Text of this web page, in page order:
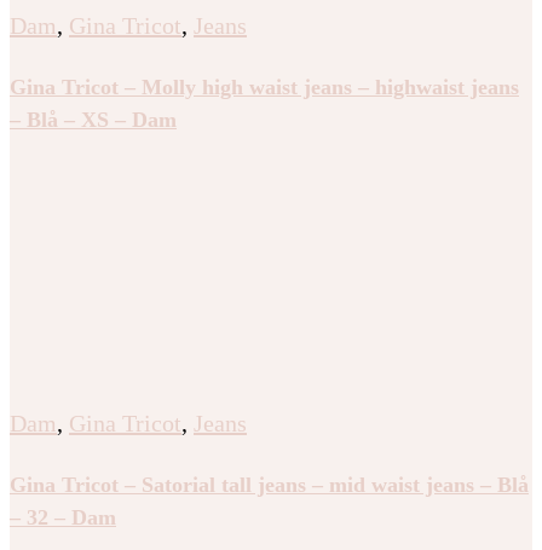
Dam, Gina Tricot, Jeans
Gina Tricot – Molly high waist jeans – highwaist jeans
– Blå – XS – Dam
Dam, Gina Tricot, Jeans
Gina Tricot – Satorial tall jeans – mid waist jeans – Blå
– 32 – Dam